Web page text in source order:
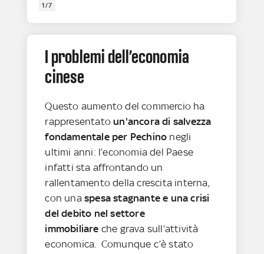
1/7
I problemi dell’economia
cinese
Questo aumento del commercio ha
rappresentatoun'ancora di salvezza
fondamentale per Pechino negli
ultimi anni: l’economia del Paese
infatti sta affrontando un
rallentamento della crescita interna,
con unaspesa stagnante e una crisi
del debito nel settore
immobiliare che grava sull’attività
economica. Comunque c’è stato